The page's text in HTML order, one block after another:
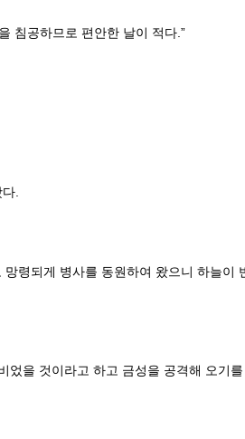
침공하므로 편안한 날이 적다.”
.
령되게 병사를 동원하여 왔으니 하늘이
을 것이라고 하고 금성을 공격해 오기